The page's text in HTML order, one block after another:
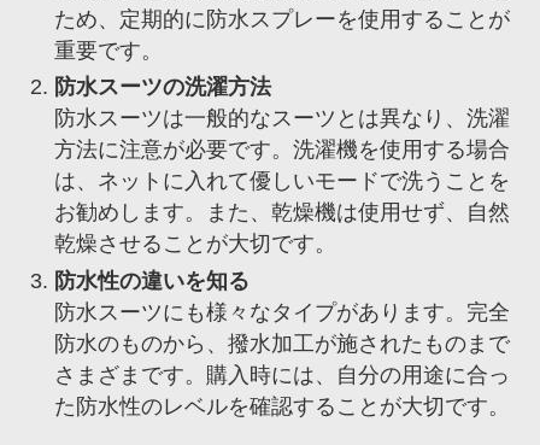
ため、定期的に防水スプレーを使用することが
重要です。
防水スーツの洗濯方法
防水スーツは一般的なスーツとは異なり、洗濯
方法に注意が必要です。洗濯機を使用する場合
は、ネットに入れて優しいモードで洗うことを
お勧めします。また、乾燥機は使用せず、自然
乾燥させることが大切です。
防水性の違いを知る
防水スーツにも様々なタイプがあります。完全
防水のものから、撥水加工が施されたものまで
さまざまです。購入時には、自分の用途に合っ
た防水性のレベルを確認することが大切です。